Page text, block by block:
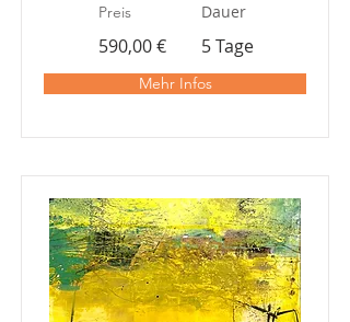
Preis Dauer
590,00 € 5 Tage
Mehr Infos